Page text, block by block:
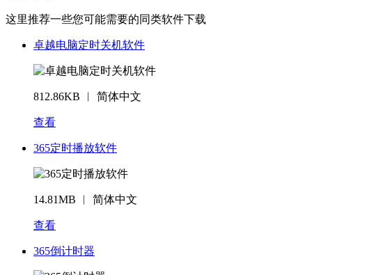
这里推荐一些您可能需要的同类软件下载
卓越电脑定时关机软件
812.86KB ︱ 简体中文
查看
365定时播放软件
14.81MB ︱ 简体中文
查看
365倒计时器